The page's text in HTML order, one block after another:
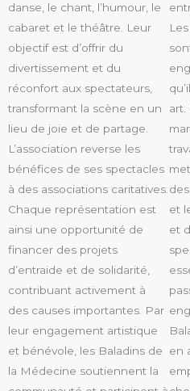
danse, le chant, l’humour, le
cabaret et le théâtre. Leur
objectif est d’offrir du
divertissement et du
réconfort aux spectateurs,
transformant la scène en un
lieu de joie et de partage.
L’association reverse les
bénéfices de ses spectacles
à des associations caritatives.
Chaque représentation est
ainsi une opportunité de
financer des projets
d’entraide et de solidarité,
contribuant activement à
des causes importantes. Par
leur engagement artistique
et bénévole, les Baladins de
la Médecine soutiennent la
art.
et
et
en